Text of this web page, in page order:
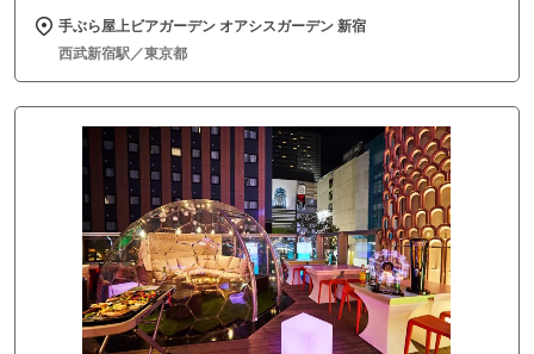
手ぶら屋上ビアガーデン オアシスガーデン 新宿
西武新宿駅／東京都